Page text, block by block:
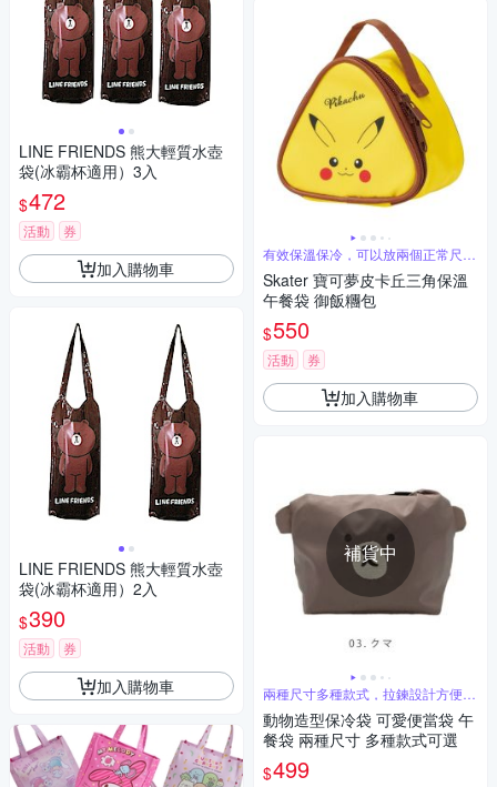
LINE FRIENDS 熊大輕質水壺
袋(冰霸杯適用）3入
$472
活動 券
加入購物車
LINE FRIENDS 熊大輕質水壺
袋(冰霸杯適用）2入
$390
活動 券
加入購物車
有效保溫保冷，可以放兩個正常尺寸
飯糰
Skater 寶可夢皮卡丘三角保溫
午餐袋 御飯糰包
$550
活動 券
加入購物車
補貨中
兩種尺寸多種款式，拉鍊設計方便開
關
動物造型保冷袋 可愛便當袋 午
餐袋 兩種尺寸 多種款式可選
$499